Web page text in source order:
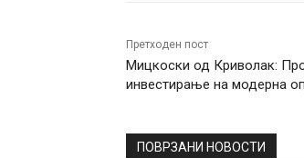
Претходен пост
Мицкоски од Криволак:
инвестирање на модерна
ПОВРЗАНИ НОВОСТИ